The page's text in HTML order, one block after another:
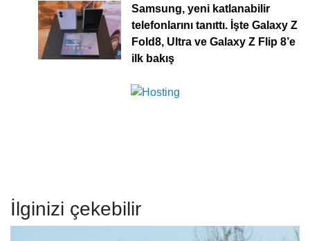
Samsung, yeni katlanabilir
telefonlarını tanıttı. İşte Galaxy Z
Fold8, Ultra ve Galaxy Z Flip 8’e
ilk bakış
İlginizi çekebilir